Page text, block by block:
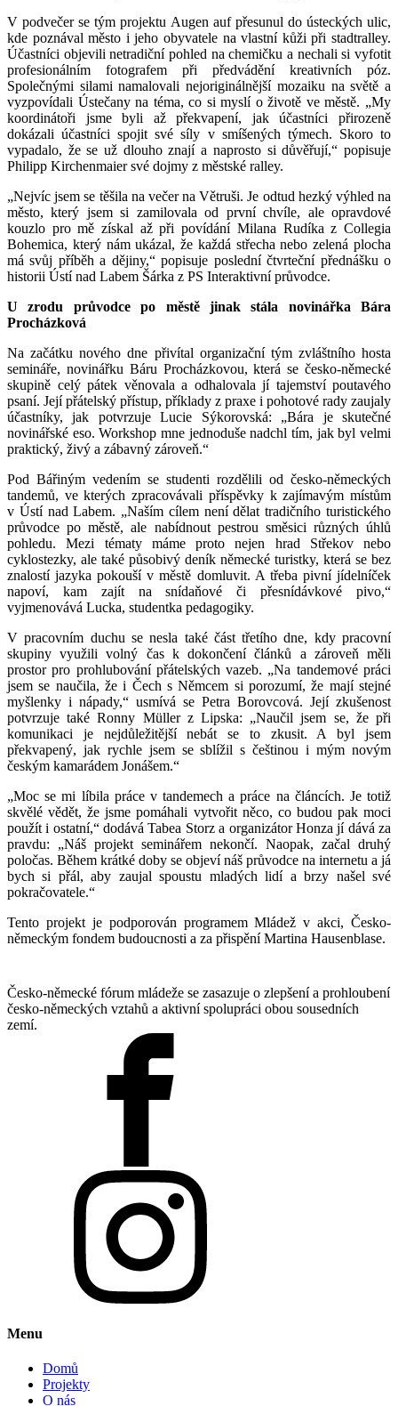
V podvečer se tým projektu Augen auf přesunul do ústeckých ulic,
kde poznával město i jeho obyvatele na vlastní kůži při stadtralley.
Účastníci objevili netradiční pohled na chemičku a nechali si vyfotit
profesionálním fotografem při předvádění kreativních póz.
Společnými silami namalovali nejoriginálnější mozaiku na světě a
vyzpovídali Ústečany na téma, co si myslí o životě ve městě. „My
koordinátoři jsme byli až překvapení, jak účastníci přirozeně
dokázali účastníci spojit své síly v smíšených týmech. Skoro to
vypadalo, že se už dlouho znají a naprosto si důvěřují,“ popisuje
Philipp Kirchenmaier své dojmy z městské ralley.
„Nejvíc jsem se těšila na večer na Větruši. Je odtud hezký výhled na
město, který jsem si zamilovala od první chvíle, ale opravdové
kouzlo pro mě získal až při povídání Milana Rudíka z Collegia
Bohemica, který nám ukázal, že každá střecha nebo zelená plocha
má svůj příběh a dějiny,“ popisuje poslední čtvrteční přednášku o
historii Ústí nad Labem Šárka z PS Interaktivní průvodce.
U zrodu průvodce po městě jinak stála novinářka Bára
Procházková
Na začátku nového dne přivítal organizační tým zvláštního hosta
semináře, novinářku Báru Procházkovou, která se česko-německé
skupině celý pátek věnovala a odhalovala jí tajemství poutavého
psaní. Její přátelský přístup, příklady z praxe i pohotové rady zaujaly
účastníky, jak potvrzuje Lucie Sýkorovská: „Bára je skutečné
novinářské eso. Workshop mne jednoduše nadchl tím, jak byl velmi
praktický, živý a zábavný zároveň.“
Pod Bářiným vedením se studenti rozdělili od česko-německých
tandemů, ve kterých zpracovávali příspěvky k zajímavým místům
v Ústí nad Labem. „Naším cílem není dělat tradičního turistického
průvodce po městě, ale nabídnout pestrou směsici různých úhlů
pohledu. Mezi tématy máme proto nejen hrad Střekov nebo
cyklostezky, ale také působivý deník německé turistky, která se bez
znalostí jazyka pokouší v městě domluvit. A třeba pivní jídelníček
napoví, kam zajít na snídaňové či přesnídávkové pivo,“
vyjmenovává Lucka, studentka pedagogiky.
V pracovním duchu se nesla také část třetího dne, kdy pracovní
skupiny využili volný čas k dokončení článků a zároveň měli
prostor pro prohlubování přátelských vazeb. „Na tandemové práci
jsem se naučila, že i Čech s Němcem si porozumí, že mají stejné
myšlenky i nápady,“ usmívá se Petra Borovcová. Její zkušenost
potvrzuje také Ronny Müller z Lipska: „Naučil jsem se, že při
komunikaci je nejdůležitější nebát se to zkusit. A byl jsem
překvapený, jak rychle jsem se sblížil s češtinou i mým novým
českým kamarádem Jonášem.“
„Moc se mi líbila práce v tandemech a práce na článcích. Je totiž
skvělé vědět, že jsme pomáhali vytvořit něco, co budou pak moci
použít i ostatní,“ dodává Tabea Storz a organizátor Honza jí dává za
pravdu: „Náš projekt seminářem nekončí. Naopak, začal druhý
poločas. Během krátké doby se objeví náš průvodce na internetu a já
bych si přál, aby zaujal spoustu mladých lidí a brzy našel své
pokračovatele.“
Tento projekt je podporován programem Mládež v akci, Česko-
německým fondem budoucnosti a za přispění Martina Hausenblase.
Česko-německé fórum mládeže se zasazuje o zlepšení a prohloubení
česko-německých vztahů a aktivní spolupráci obou sousedních
zemí.
Menu
Domů
Projekty
O nás